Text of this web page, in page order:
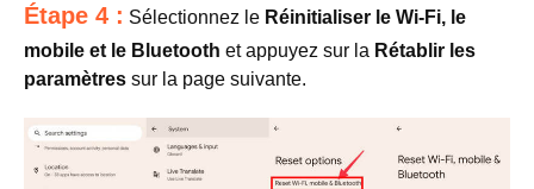
Étape 4 : Sélectionnez le Réinitialiser le Wi-Fi, le
mobile et le Bluetooth et appuyez sur la Rétablir les
paramètres sur la page suivante.